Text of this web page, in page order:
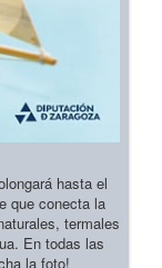
hasta el
que conecta la
termales
En todas las
la foto!